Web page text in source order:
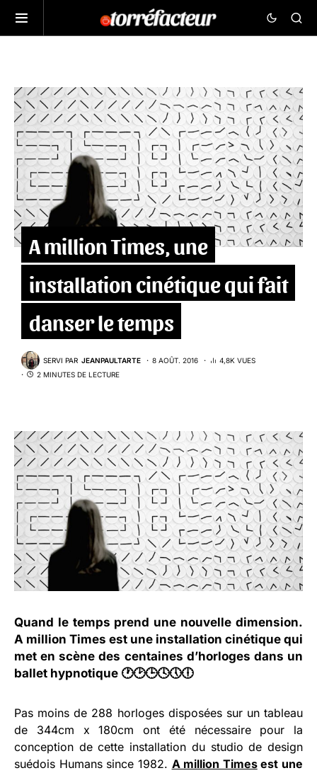
A million Times, une
installation cinétique qui fait
danser le temps
SERVI PAR JEANPAULTARTE 8 AOÛT. 2016
4,8K VUES
2 MINUTES DE LECTURE
Quand le temps prend une nouvelle dimension.
A million Times est une installation cinétique qui
met en scène des centaines d’horloges dans un
ballet hypnotique 🕐🕑🕒🕓🕔🕕
Pas moins de 288 horloges disposées sur un tableau
de 344cm x 180cm ont été nécessaire pour la
conception de cette installation du studio de design
suédois Humans since 1982. A million Timesest une